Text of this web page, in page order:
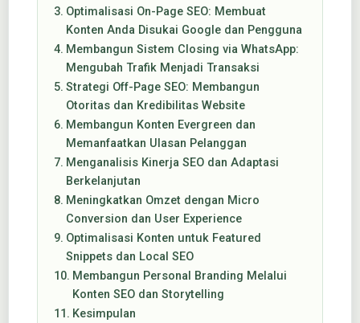
Optimalisasi On-Page SEO: Membuat
Konten Anda Disukai Google dan Pengguna
Membangun Sistem Closing via WhatsApp:
Mengubah Trafik Menjadi Transaksi
Strategi Off-Page SEO: Membangun
Otoritas dan Kredibilitas Website
Membangun Konten Evergreen dan
Memanfaatkan Ulasan Pelanggan
Menganalisis Kinerja SEO dan Adaptasi
Berkelanjutan
Meningkatkan Omzet dengan Micro
Conversion dan User Experience
Optimalisasi Konten untuk Featured
Snippets dan Local SEO
Membangun Personal Branding Melalui
Konten SEO dan Storytelling
Kesimpulan